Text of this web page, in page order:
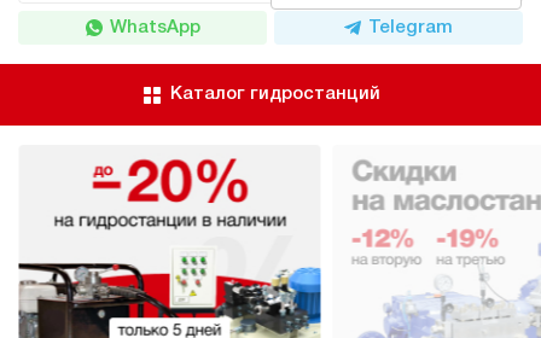
WhatsApp Telegram
Каталог гидростанций